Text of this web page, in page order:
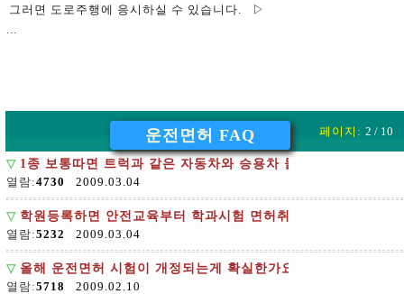
그러면 도로주행에 응시하실 수 있습니다.
▷
...
운전면허 FAQ 페이지: 2 / 10
▽ 1종 보통따면 트럭과 같은 자동차와 승용차 둘다 운전할수있는
열람:4730 2009.03.04
▽ 학원등록하면 안전교육부터 학과시험 면허취득까지 다 알아서
열람:5232 2009.03.04
▽ 올해 운전면허 시험이 개정되는게 확실한가요
열람:5718 2009.02.10